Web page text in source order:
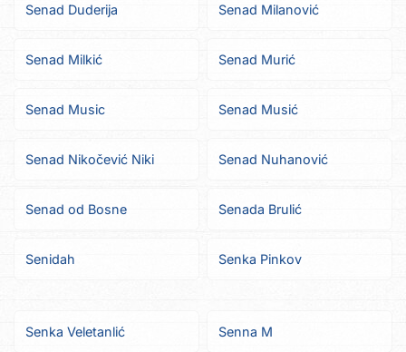
Senad Duderija Senad Milanović
Senad Milkić Senad Murić
Senad Music Senad Musić
Senad Nikočević Niki Senad Nuhanović
Senad od Bosne Senada Brulić
Senidah Senka Pinkov
Senka Veletanlić Senna M